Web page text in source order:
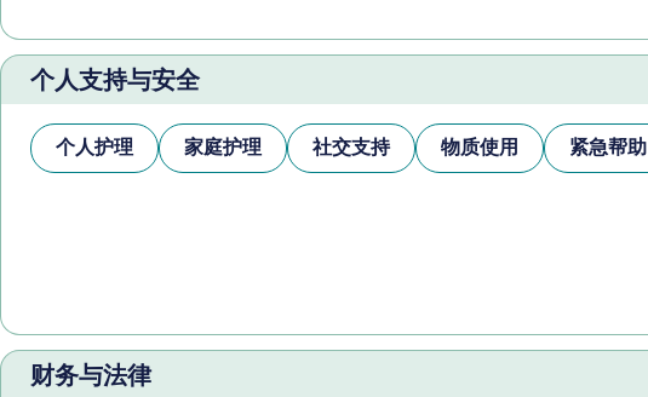
个人支持与安全
个人护理 家庭护理 社交支持 物质使用 紧急帮助
财务与法律